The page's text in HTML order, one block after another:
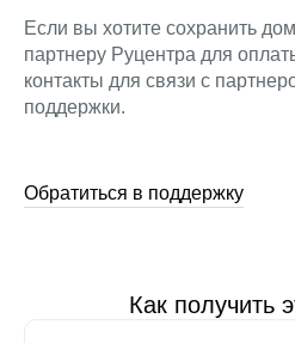
Если вы хотите сохранить
партнеру Руцентра для
контакты для связи с
поддержки.
Обратиться в поддержку
Как получить